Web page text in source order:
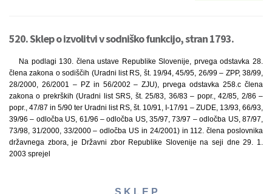
520. Sklep o izvolitvi v sodniško funkcijo, stran 1793.
Na podlagi 130. člena ustave Republike Slovenije, prvega odstavka 28.
člena zakona o sodiščih (Uradni list RS, št. 19/94, 45/95, 26/99 – ZPP, 38/99,
28/2000, 26/2001 – PZ in 56/2002 – ZJU), prvega odstavka 258.c člena
zakona o prekrških (Uradni list SRS, št. 25/83, 36/83 – popr., 42/85, 2/86 –
popr., 47/87 in 5/90 ter Uradni list RS, št. 10/91, I-17/91 – ZUDE, 13/93, 66/93,
39/96 – odločba US, 61/96 – odločba US, 35/97, 73/97 – odločba US, 87/97,
73/98, 31/2000, 33/2000 – odločba US in 24/2001) in 112. člena poslovnika
državnega zbora, je Državni zbor Republike Slovenije na seji dne 29. 1.
2003 sprejel